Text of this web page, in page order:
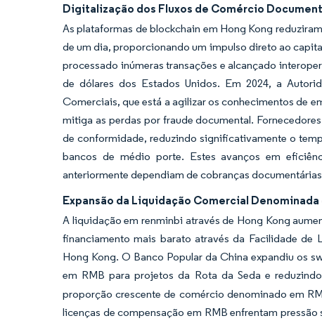
Digitalização dos Fluxos de Comércio
As plataformas de blockchain em Hong Kong
de um dia, proporcionando um impulso direto ao
processado inúmeras transações e alcançado
de dólares dos Estados Unidos. Em 2024, a
Comerciais, que está a agilizar os conhecimentos de
mitiga as perdas por fraude documental.
de conformidade, reduzindo significativamente o
bancos de médio porte. Estes avanços em
anteriormente dependiam de cobranças
Expansão da Liquidação Comercial Denominada
A liquidação em renminbi através de Hong Kong
financiamento mais barato através da Facilidade
Hong Kong. O Banco Popular da China expandiu os
em RMB para projetos da Rota da Seda e
proporção crescente de comércio denominado em
licenças de compensação em RMB enfrentam